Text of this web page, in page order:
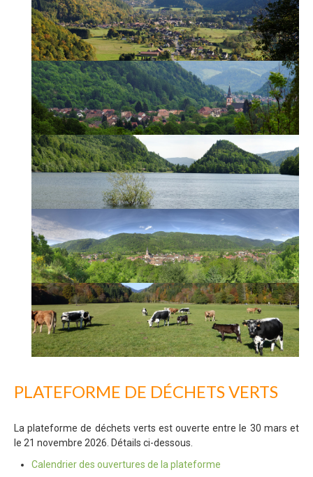
PLATEFORME DE DÉCHETS VERTS
La plateforme de déchets verts est ouverte entre le 30 mars et
le 21 novembre 2026. Détails ci-dessous.
Calendrier des ouvertures de la plateforme